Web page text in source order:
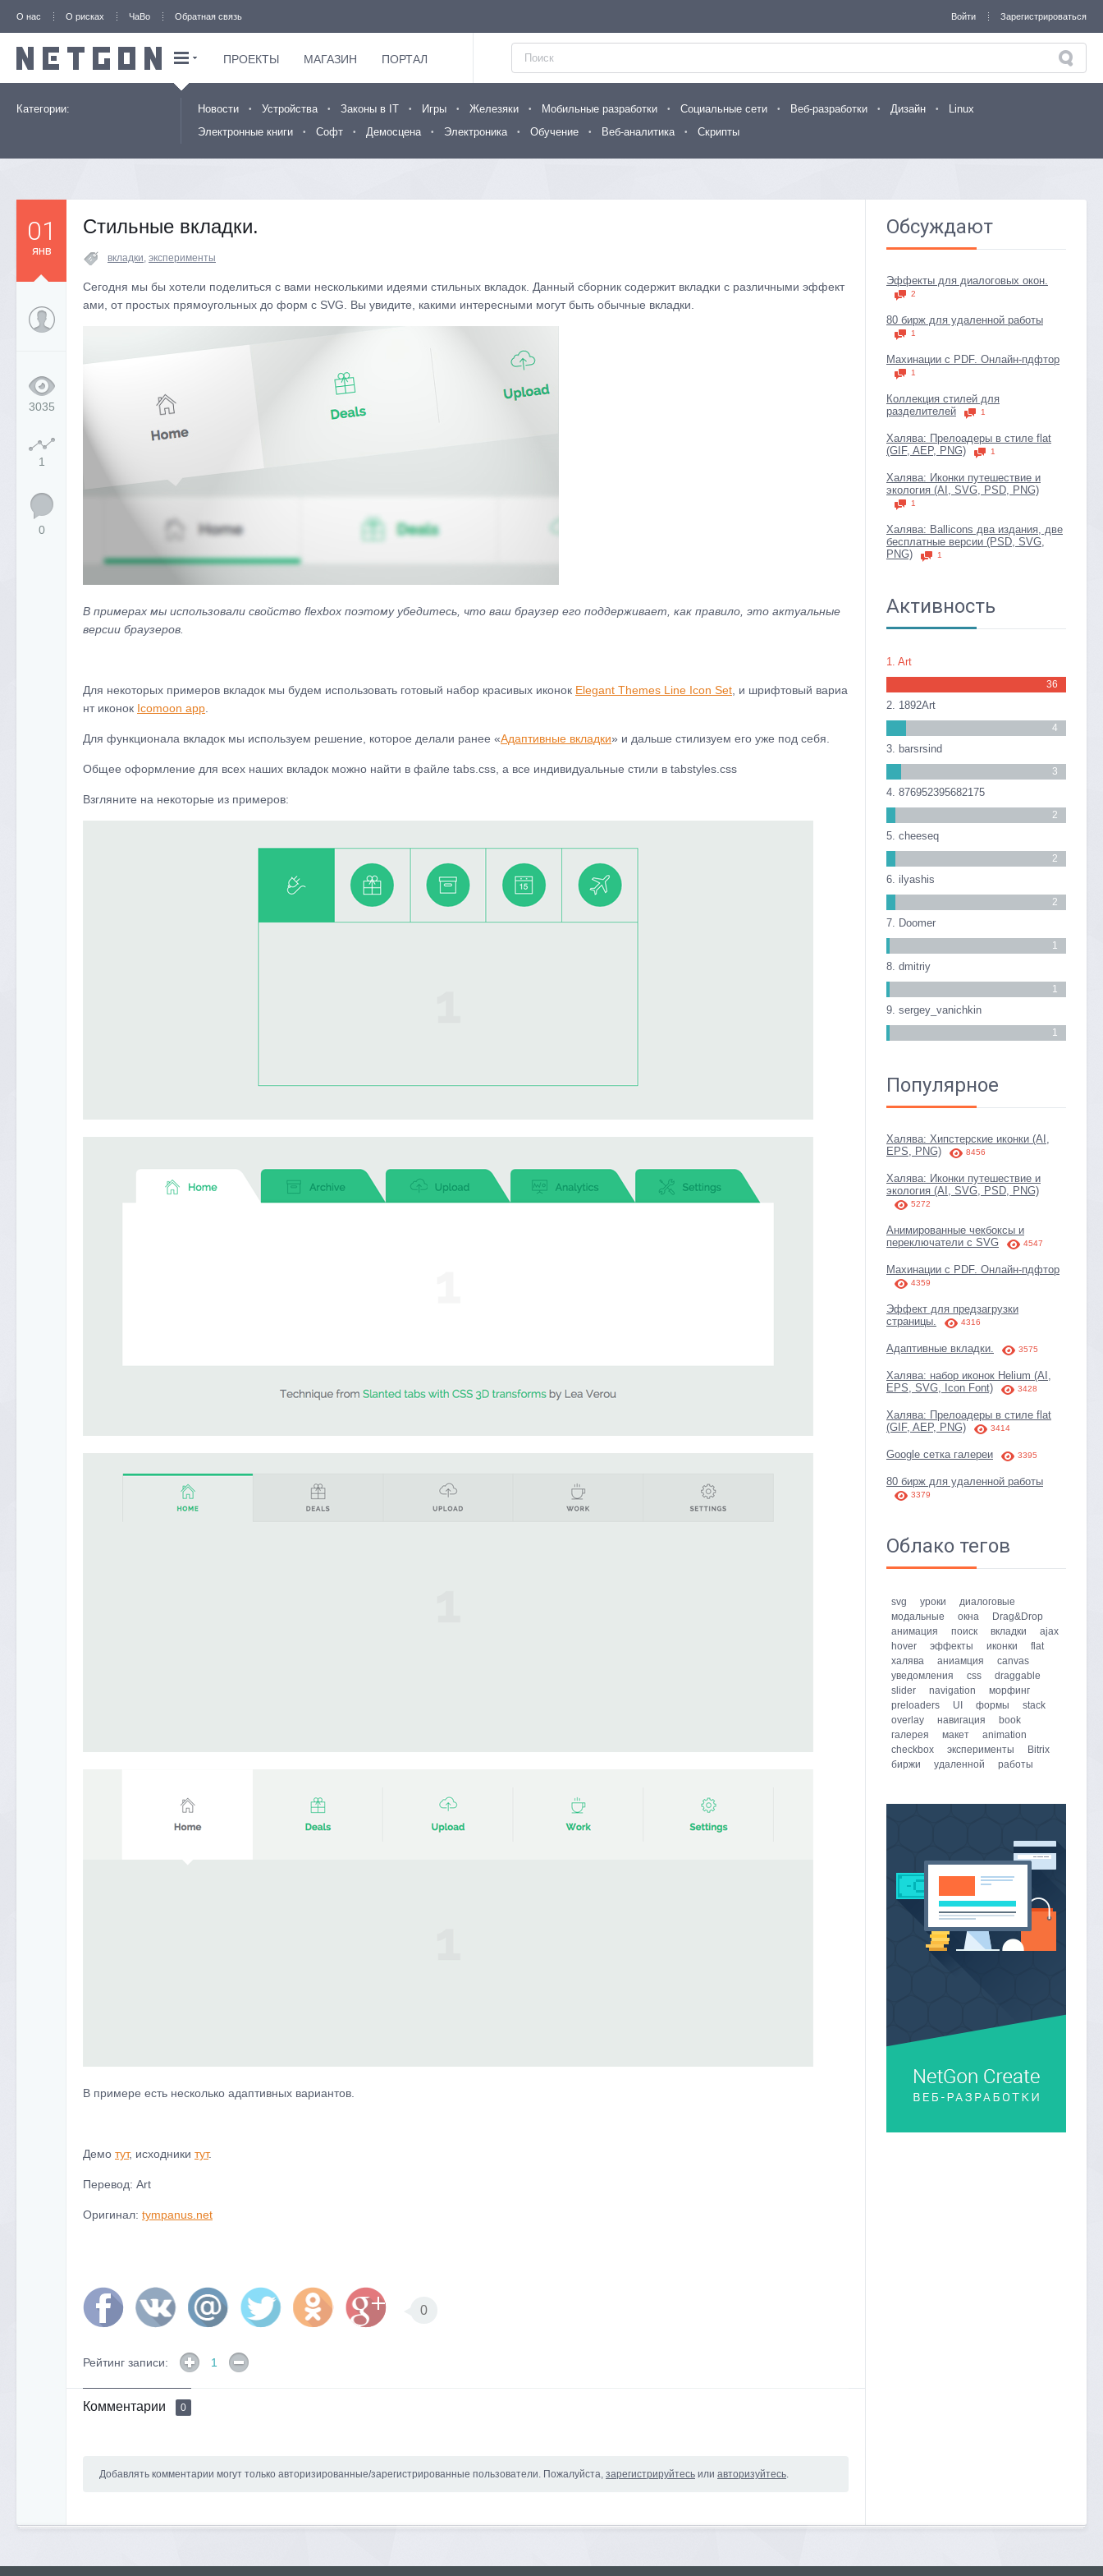
О нас О рисках ЧаВо Обратная связь Зарегистрироваться
Войти
ПРОЕКТЫ МАГАЗИН ПОРТАЛ
Категории: Новости Устройства Законы в IT Игры Железяки Мобильные разработки Социальные сети Веб-разработки Дизайн
Linux
Электронные книги
Софт Демосцена Электроника Обучение Веб-аналитика Скрипты
Обсуждают
Эффекты для диалоговых окон.
2
80 бирж для удаленной работы
1
Махинации с PDF. Онлайн-пдфтор
1
Коллекция стилей для
разделителей
1
Халява: Прелоадеры в стиле flat
(GIF, AEP, PNG)
1
Халява: Иконки путешествие и
экология (AI, SVG, PSD, PNG)
1
Халява: Ballicons два издания, две
бесплатные версии (PSD, SVG,
PNG)
1
Активность
1. Art
36
2. 1892Art
4
3. barsrsind
3
4. 876952395682175
2
5. cheeseq
2
6. ilyashis
2
7. Doomer
1
8. dmitriy
1
9. sergey_vanichkin
1
Популярное
Халява: Хипстерские иконки (AI,
EPS, PNG)
8456
Халява: Иконки путешествие и
экология (AI, SVG, PSD, PNG)
5272
Анимированные чекбоксы и
переключатели с SVG
4547
Махинации с PDF. Онлайн-пдфтор
4359
Эффект для предзагрузки
страницы.
4316
Адаптивные вкладки. 3575
Халява: набор иконок Helium (AI,
EPS, SVG, Icon Font)
3428
Халява: Прелоадеры в стиле flat
(GIF, AEP, PNG)
3414
Google сетка галереи 3395
80 бирж для удаленной работы
3379
Облако тегов
svg уроки
диалоговые
модальные
окна
Drag&Drop
анимация
поиск вкладки
ajax
hover
эффекты иконки
flat
халява
аниамция
canvas
уведомления
css
draggable
slider
navigation
морфинг
preloaders
UI формы
stack
overlay
навигация
book
галерея
макет
animation
checkbox
эксперименты
Bitrix
биржи
удаленной работы
01
янв
3035
1
0
Стильные вкладки.
вкладки, эксперименты
Сегодня мы бы хотели поделиться с вами несколькими идеями стильных вкладок. Данный сборник содержит вкладки с различными эффект
ами, от простых прямоугольных до форм с SVG. Вы увидите, какими интересными могут быть обычные вкладки.
В примерах мы использовали свойство flexbox поэтому убедитесь, что ваш браузер его поддерживает, как правило, это актуальные
версии браузеров.
Для некоторых примеров вкладок мы будем использовать готовый набор красивых иконок Elegant Themes Line Icon Set , и шрифтовый вариа
нт иконок Icomoon app
Для функционала вкладок мы используем решение, которое делали ранее «Адаптивные вкладки» и дальше стилизуем его уже под себя.
Общее оформление для всех наших вкладок можно найти в файле tabs.css, а все индивидуальные стили в tabstyles.css
Взгляните на некоторые из примеров:
В примере есть несколько адаптивных вариантов.
Демо тут, исходники тут.
Перевод: Art
Оригинал: tympanus.net
0
Рейтинг записи: 1
Комментарии 0
Добавлять комментарии могут только авторизированные/зарегистрированные пользователи. Пожалуйста, зарегистрируйтесь или авторизуйтесь.